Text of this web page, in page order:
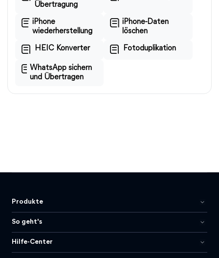
Übertragung
iPhone
wiederherstellung
iPhone-Daten
löschen
HEIC Konverter Fotoduplikation
WhatsApp sichern
und Übertragen
Produkte
So geht's
Hilfe-Center